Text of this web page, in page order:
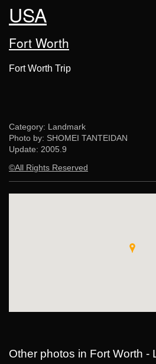
USA
Fort Worth
Fort Worth Trip
Category: Landmark
Photo by: SHOMEI TANTEIDAN
Update: 2005.9
©All Rights Reserved
Other photos in Fort Worth -